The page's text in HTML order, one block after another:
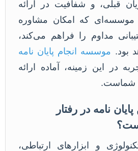
قبلی، و شفافیت در ارائه
موسسه‌ای که امکان مشاوره
مداوم را فراهم می‌کند،
بود. موسسه انجام پایان نامه
در این زمینه، آماده ارائه
شماست.
نامه در رفتار
و ابزارهای ارتباطی،